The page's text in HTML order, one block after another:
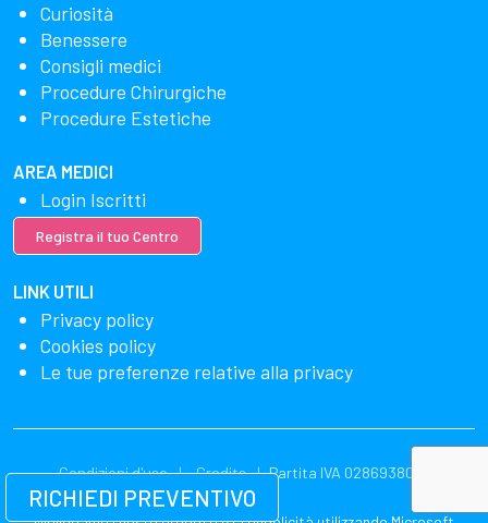
Curiosità
Benessere
Consigli medici
Procedure Chirurgiche
Procedure Estetiche
AREA MEDICI
Login Iscritti
Registra il tuo Centro
LINK UTILI
Privacy policy
Cookies policy
Le tue preferenze relative alla privacy
Condizioni d'uso Credits Partita IVA 02869380549
RICHIEDI PREVENTIVO